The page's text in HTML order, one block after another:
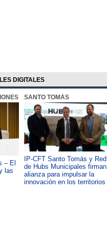
DIGITALES
– El
las
SANTO TOMÁS
IP-CFT Santo Tomás y Red
de Hubs Municipales firman
alianza para impulsar la
innovación en los territorios